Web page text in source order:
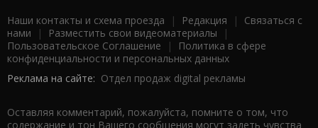
Наши контакты и схема проезда | Редакция | Связаться с
нами | Разместить свои видеоматериалы |
Пользовательское Соглашение |
Политика в сфере
конфиденциальности и персональных данных
Реклама на сайте: Отдел продаж digital рекламы
Оставляя комментарий, пожалуйста, помните о том, что
содержание и тон Вашего сообщения могут задеть чувства